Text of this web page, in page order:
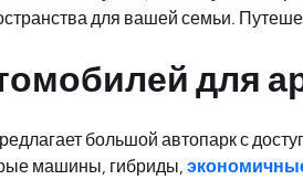
для вашей семьи.
для
большой автопарк с
машины, гибриды,